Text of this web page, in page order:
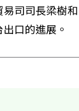
易司司長梁樹
口的進展。